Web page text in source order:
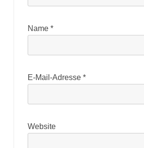
Name *
E-Mail-Adresse *
Website